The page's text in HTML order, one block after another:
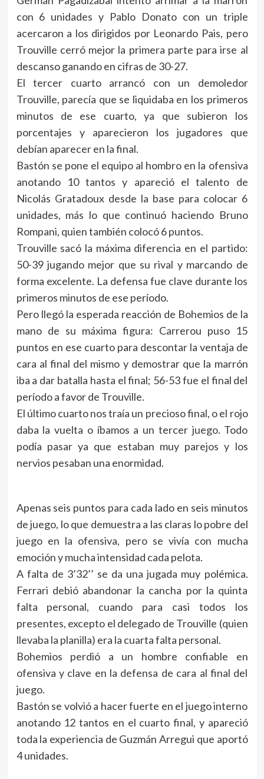
con 6 unidades y Pablo Donato con un triple
acercaron a los dirigidos por Leonardo Pais, pero
Trouville cerró mejor la primera parte para irse al
descanso ganando en cifras de 30-27.
El tercer cuarto arrancó con un demoledor
Trouville, parecía que se liquidaba en los primeros
minutos de ese cuarto, ya que subieron los
porcentajes y aparecieron los jugadores que
debían aparecer en la final.
Bastón se pone el equipo al hombro en la ofensiva
anotando 10 tantos y apareció el talento de
Nicolás Gratadoux desde la base para colocar 6
unidades, más lo que continuó haciendo Bruno
Rompani, quien también colocó 6 puntos.
Trouville sacó la máxima diferencia en el partido:
50-39 jugando mejor que su rival y marcando de
forma excelente. La defensa fue clave durante los
primeros minutos de ese período.
Pero llegó la esperada reacción de Bohemios de la
mano de su máxima figura: Carrerou puso 15
puntos en ese cuarto para descontar la ventaja de
cara al final del mismo y demostrar que la marrón
iba a dar batalla hasta el final; 56-53 fue el final del
período a favor de Trouville.
El último cuarto nos traía un precioso final, o el rojo
daba la vuelta o íbamos a un tercer juego. Todo
podía pasar ya que estaban muy parejos y los
nervios pesaban una enormidad.
Apenas seis puntos para cada lado en seis minutos
de juego, lo que demuestra a las claras lo pobre del
juego en la ofensiva, pero se vivía con mucha
emoción y mucha intensidad cada pelota.
A falta de 3’32’’ se da una jugada muy polémica.
Ferrari debió abandonar la cancha por la quinta
falta personal, cuando para casi todos los
presentes, excepto el delegado de Trouville (quien
llevaba la planilla) era la cuarta falta personal.
Bohemios perdió a un hombre confiable en
ofensiva y clave en la defensa de cara al final del
juego.
Bastón se volvió a hacer fuerte en el juego interno
anotando 12 tantos en el cuarto final, y apareció
toda la experiencia de Guzmán Arregui que aportó
4 unidades.